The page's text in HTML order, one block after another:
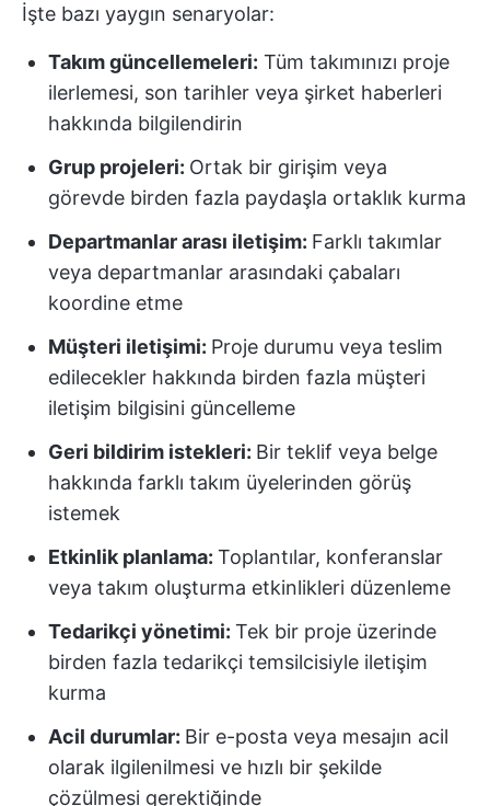
İşte bazı yaygın senaryolar:
Takım güncellemeleri: Tüm takımınızı proje
ilerlemesi, son tarihler veya şirket haberleri
hakkında bilgilendirin
Grup projeleri: Ortak bir girişim veya
görevde birden fazla paydaşla ortaklık kurma
Departmanlar arası iletişim: Farklı takımlar
veya departmanlar arasındaki çabaları
koordine etme
Müşteri iletişimi: Proje durumu veya teslim
edilecekler hakkında birden fazla müşteri
iletişim bilgisini güncelleme
Geri bildirim istekleri: Bir teklif veya belge
hakkında farklı takım üyelerinden görüş
istemek
Etkinlik planlama: Toplantılar, konferanslar
veya takım oluşturma etkinlikleri düzenleme
Tedarikçi yönetimi: Tek bir proje üzerinde
birden fazla tedarikçi temsilcisiyle iletişim
kurma
Acil durumlar: Bir e-posta veya mesajın acil
olarak ilgilenilmesi ve hızlı bir şekilde
çözülmesi gerektiğinde